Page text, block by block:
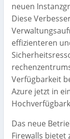
neuen
Diese
effizienteren
Verfügbarkeit
Azure jetzt in
Das neue
Firewalls bietet